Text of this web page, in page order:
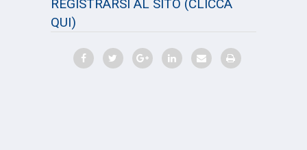
REGISTRARSI AL SITO (CLICCA
QUI)